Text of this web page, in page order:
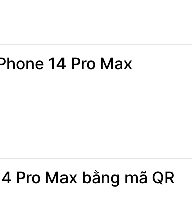
14 Pro Max
Pro Max bằng mã QR